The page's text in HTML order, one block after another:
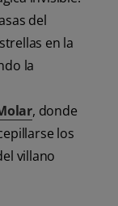
del
en la
la
, donde
los
villano